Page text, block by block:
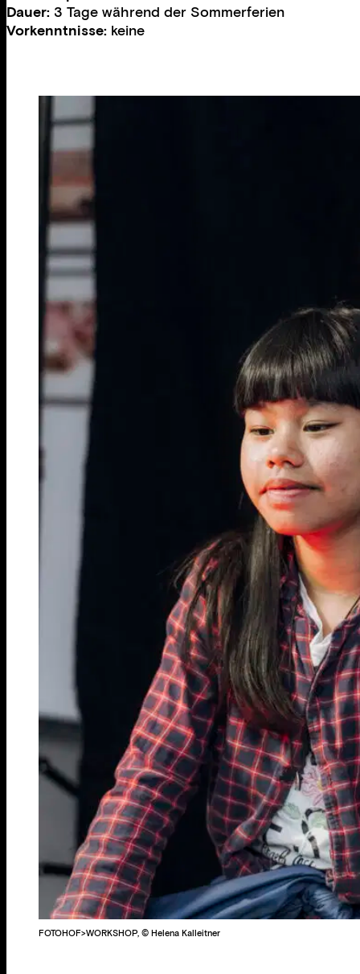
Dauer: 3 Tage während der Sommerferien
Vorkenntnisse: keine
FOTOHOF>WORKSHOP, © Helena Kalleitner